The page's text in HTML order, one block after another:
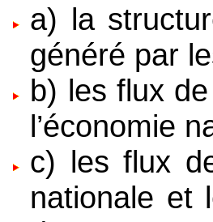
a) la
généré par
b) les flux
l’économie
c) les flux
nationale et